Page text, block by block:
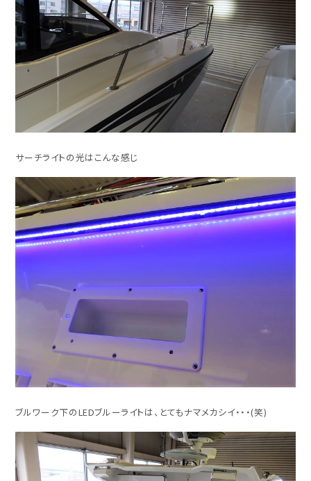
サーチライトの光はこんな感じ
ブルワーク下のLEDブルーライトは、とてもナマメカシイ・・・(笑)